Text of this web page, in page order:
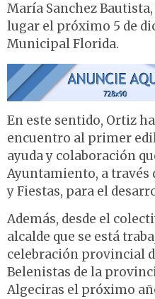
María Sanchez
lugar el próximo 5 de
Municipal Florida.
En este sentido, Ortiz
encuentro al primer
ayuda y colaboración
Ayuntamiento, a través
y Fiestas, para el
Además, desde el
alcalde que se está
celebración provincial
Belenistas de la
Algeciras el próximo